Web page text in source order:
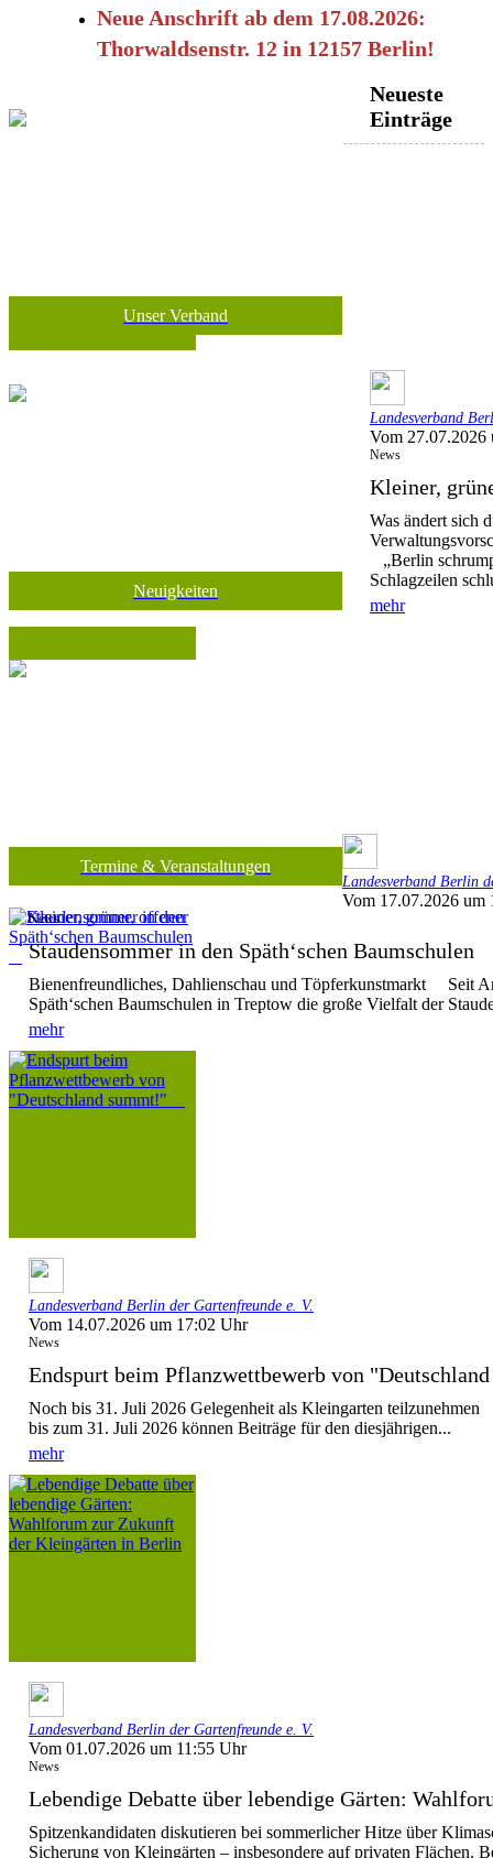
Neue Anschrift ab dem 17.08.2026:
Thorwaldsenstr. 12 in 12157 Berlin!
Unser Verband
Neuigkeiten
Termine & Veranstaltungen
Neueste
Einträge
Landesverband
Vom 27.07.2026
News
Kleiner,
Was ändert sich
„Berlin
Schlagzeilen
mehr
Landesverband Berlin
Vom 17.07.2026 um
News
Staudensommer in den Späth‘schen
Bienenfreundliches, Dahlienschau und Töpferkunstmarkt Seit
Späth‘schen Baumschulen in Treptow die große Vielfalt der
mehr
Landesverband Berlin der Gartenfreunde e. V.
Vom 14.07.2026 um 17:02 Uhr
News
Endspurt beim Pflanzwettbewerb von
Noch bis 31. Juli 2026 Gelegenheit als Kleingarten
bis zum 31. Juli 2026 können Beiträge für den diesjährigen...
mehr
Landesverband Berlin der Gartenfreunde e. V.
Vom 01.07.2026 um 11:55 Uhr
News
Lebendige Debatte über lebendige Gärten:
Spitzenkandidaten diskutieren bei sommerlicher Hitze über
Sicherung von Kleingärten – insbesondere auf privaten Flächen.